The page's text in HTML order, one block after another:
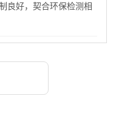
良好，契合环保检测相